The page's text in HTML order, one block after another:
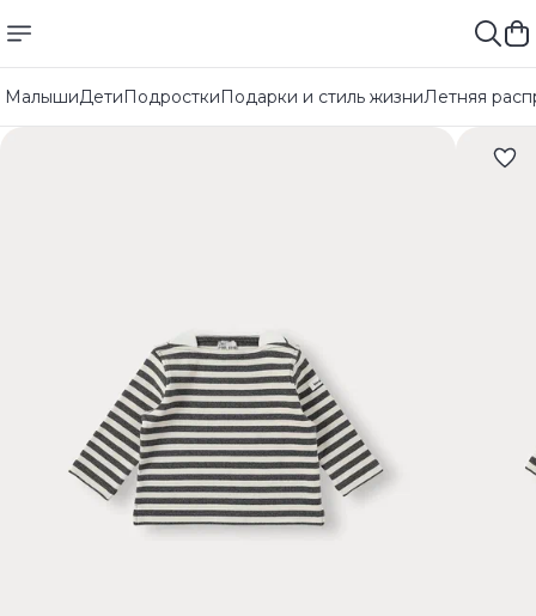
МалышиДетиПодросткиПодарки и стиль жизниЛетняя